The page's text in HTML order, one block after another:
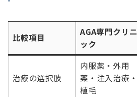
比較項目
AGA専門クリニ
ック
治療の選択肢
内服薬・外用
薬・注入治療・
植毛